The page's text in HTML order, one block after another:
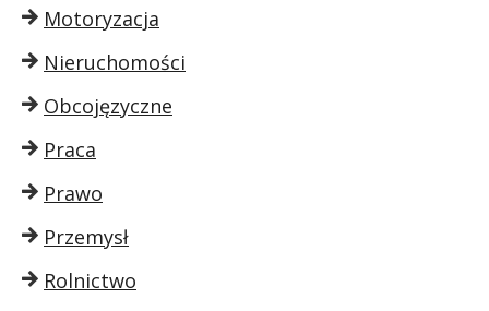
Motoryzacja
Nieruchomości
Obcojęzyczne
Praca
Prawo
Przemysł
Rolnictwo